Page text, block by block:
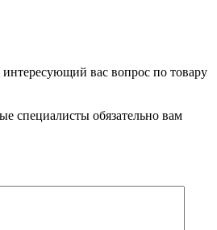
вас вопрос по товару
специалисты обязательно вам